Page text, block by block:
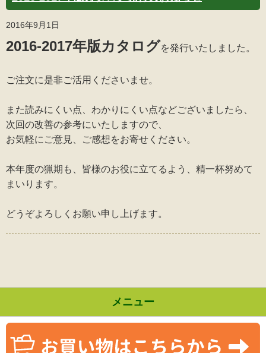
2016年9月1日
2016-2017年版カタログを発行いたしました。
ご注文に是非ご活用くださいませ。
また読みにくい点、わかりにくい点などございましたら、
次回の改善の参考にいたしますので、
お気軽にご意見、ご感想をお寄せください。
本年度の猟期も、皆様のお役に立てるよう、精一杯努めて
まいります。
どうぞよろしくお願い申し上げます。
メニュー